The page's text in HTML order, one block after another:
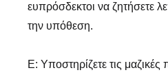
ευπρόσδεκτοι να ζητήσετε
την υπόθεση.
Ε: Υποστηρίζετε τις μαζικές